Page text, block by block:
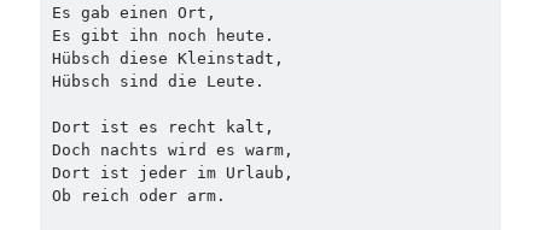
Es gab einen Ort,
Es gibt ihn noch heute.
Hübsch diese Kleinstadt,
Hübsch sind die Leute.
Dort ist es recht kalt,
Doch nachts wird es warm,
Dort ist jeder im Urlaub,
Ob reich oder arm.